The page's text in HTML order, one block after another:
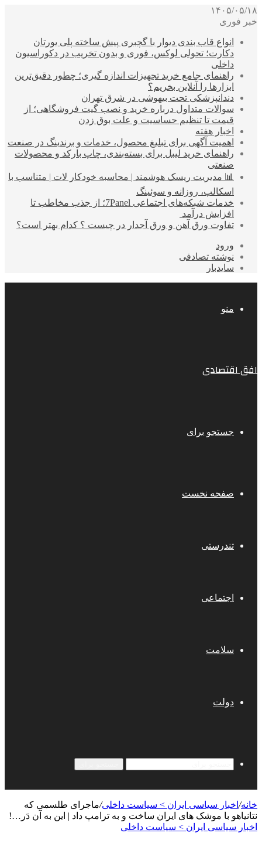
۱۴۰۵/۰۵/۱۸
خبر فوری
انواع قاب بندی دیوار با گچبری پیش ساخته پلی یورتان
دکارت؛ تحولی لوکس، فوری و بدون تخریب در دکوراسیون
داخلی
راهنمای جامع خرید تجهیزات اندازه گیری؛ چطور دقیق‌ترین
ابزارها را آنلاین بخریم؟
دندانپزشکی تحت بیهوشی در شرق تهران
سوالات متداول درباره خرید و نصب گیت فروشگاهی؛ از
قیمت تا تنظیم حساسیت و علت بوق زدن
اخبار هفته
اهمیت آگهی برای تبلیغ محصول، خدمات و برندینگ در صنعت
راهنمای خرید لیبل برای بسته‌بندی، چاپ بارکد و محصولات
صنعتی
📊 مدیریت ریسک هوشمند | محاسبه خودکار لات | متناسب با
اسکالپ، روزانه و سوئینگ
خدمات شبکه‌های اجتماعی 7Panel؛ از جذب مخاطب تا
افزایش درآمد
تفاوت ورق آهن و ورق آجدار در چیست ؟ کدام بهتر است؟
ورود
نوشته تصادفی
سایدبار
منو
افق اقتصادی
جستجو برای
صفحه نخست
تندرستی
اجتماعی
سلامت
دولت
خانه/ اخبار سیاسی ایران > سیاست داخلی/ماجرای طلسمی که
نتانیاهو با موشک های ایران ساخت و به ترامپ داد | این به آن دَر…!
اخبار سیاسی ایران > سیاست داخلی